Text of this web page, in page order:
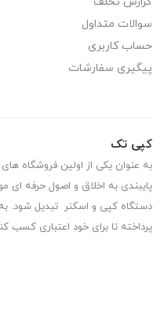
سوالات متداول
حساب کاربری
پیگیری سفارشات
کپی تک
به عنوان یکی از اولین فروشگاه
پایبندی به اخلاق و اصول حرفه ای
دستگاه کپی و اسکنر تبدیل شود.
پرداخته تا برای خود اعتباری کسب